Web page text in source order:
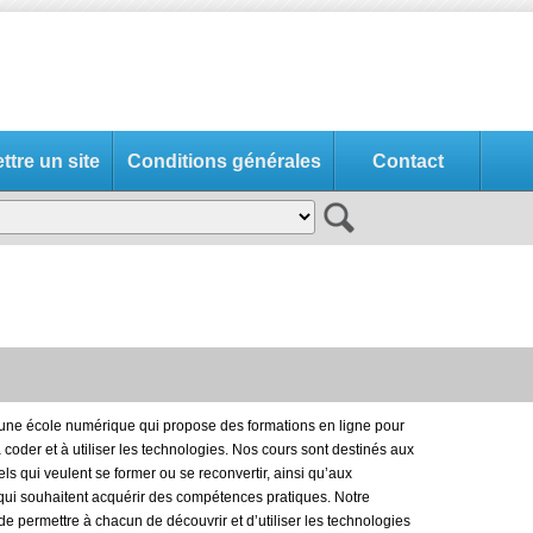
un site Conditions générales Contact
école numérique qui propose des formations en ligne pour
et à utiliser les technologies. Nos cours sont destinés aux
qui veulent se former ou se reconvertir, ainsi qu’aux
souhaitent acquérir des compétences pratiques. Notre
permettre à chacun de découvrir et d’utiliser les technologies